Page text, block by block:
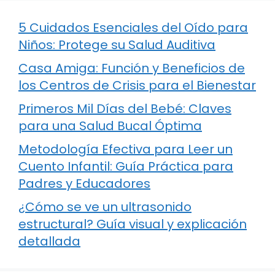
5 Cuidados Esenciales del Oído para
Niños: Protege su Salud Auditiva
Casa Amiga: Función y Beneficios de
los Centros de Crisis para el Bienestar
Primeros Mil Días del Bebé: Claves
para una Salud Bucal Óptima
Metodología Efectiva para Leer un
Cuento Infantil: Guía Práctica para
Padres y Educadores
¿Cómo se ve un ultrasonido
estructural? Guía visual y explicación
detallada